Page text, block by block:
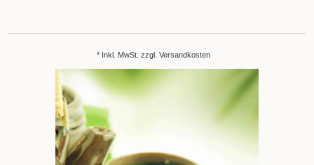
* Inkl. MwSt. zzgl. Versandkosten